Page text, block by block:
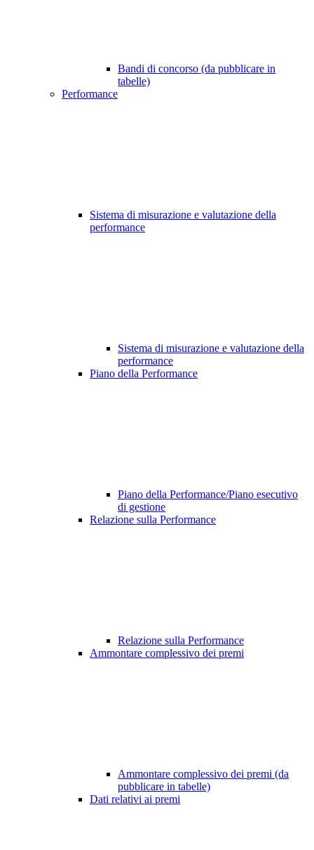
Bandi di concorso (da pubblicare in
tabelle)
Performance
Sistema di misurazione e valutazione della
performance
Sistema di misurazione e valutazione della
performance
Piano della Performance
Piano della Performance/Piano esecutivo
di gestione
Relazione sulla Performance
Relazione sulla Performance
Ammontare complessivo dei premi
Ammontare complessivo dei premi (da
pubblicare in tabelle)
Dati relativi ai premi